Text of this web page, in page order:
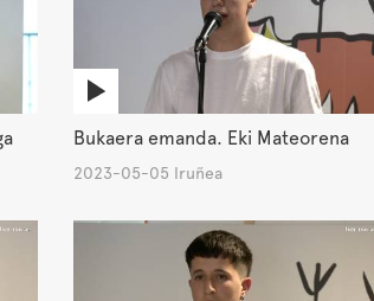
Bukaera emanda. Eki Mateorena
2023-05-05 Iruñea